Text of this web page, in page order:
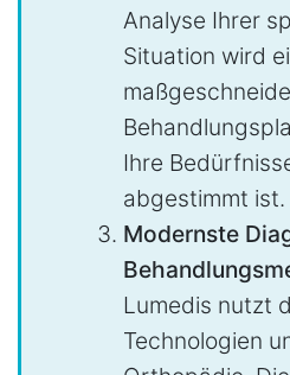
Analyse Ihrer
Situation wird
Ihre
abgestimmt ist.
Modernste
Lumedis nutzt
Technologien